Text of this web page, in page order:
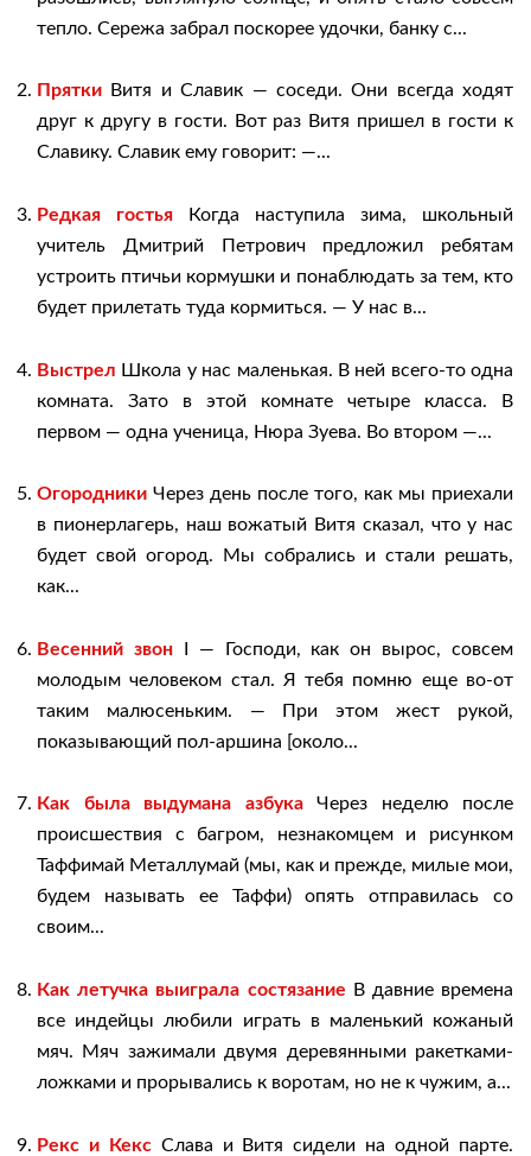
тепло. Сережа забрал поскорее удочки, банку с...
Прятки Витя и Славик — соседи. Они всегда ходят
друг к другу в гости. Вот раз Витя пришел в гости к
Славику. Славик ему говорит: —...
Редкая гостья Когда наступила зима, школьный
учитель Дмитрий Петрович предложил ребятам
устроить птичьи кормушки и понаблюдать за тем, кто
будет прилетать туда кормиться. — У нас в...
Выстрел Школа у нас маленькая. В ней всего-то одна
комната. Зато в этой комнате четыре класса. В
первом — одна ученица, Нюра Зуева. Во втором —...
Огородники Через день после того, как мы приехали
в пионерлагерь, наш вожатый Витя сказал, что у нас
будет свой огород. Мы собрались и стали решать,
как...
Весенний звонI — Господи, как он вырос, совсем
молодым человеком стал. Я тебя помню еще во-от
таким малюсеньким. — При этом жест рукой,
показывающий пол-аршина [около...
Как была выдумана азбукаЧерез неделю после
происшествия с багром, незнакомцем и рисунком
Таффимай Металлумай (мы, как и прежде, милые мои,
будем называть ее Таффи) опять отправилась со
своим...
Как летучка выиграла состязание В давние времена
все индейцы любили играть в маленький кожаный
мяч. Мяч зажимали двумя деревянными ракетками-
ложками и прорывались к воротам, но не к чужим, а...
Рекс и КексСлава и Витя сидели на одной парте.